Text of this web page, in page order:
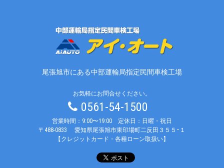
尾張旭市にある中部運輸局指定民間車検工場
お気軽にお問合せください。
0561-54-1500
営業時間：9:00〜19:00 定休日：日曜・祝日
〒488-0833
愛知県尾張旭市東印場町二反田３５５−１
【クレジットカード・各種ローン取扱い】